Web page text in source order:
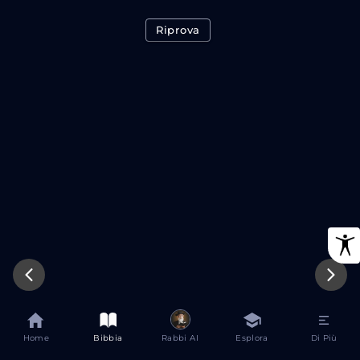
Riprova
Home Bibbia Rabbi AI Esplora Di Più